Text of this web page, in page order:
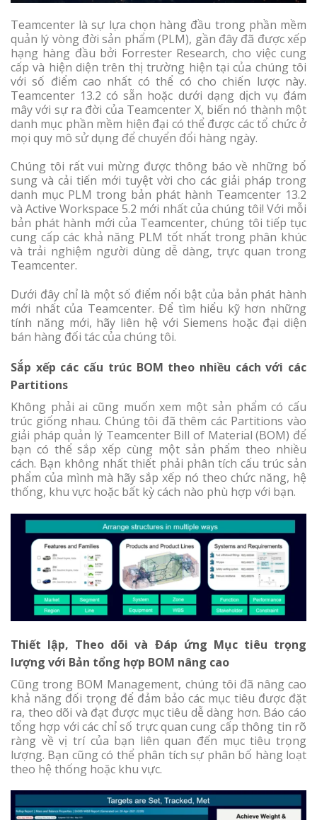
Teamcenter là sự lựa chọn hàng đầu trong phần mềm
quản lý vòng đời sản phẩm (PLM), gần đây đã được xếp
hạng hàng đầu bởi Forrester Research, cho việc cung
cấp và hiện diện trên thị trường hiện tại của chúng tôi
với số điểm cao nhất có thể có cho chiến lược này.
Teamcenter 13.2 có sẵn hoặc dưới dạng dịch vụ đám
mây với sự ra đời của Teamcenter X, biến nó thành một
danh mục phần mềm hiện đại có thể được các tổ chức ở
mọi quy mô sử dụng để chuyển đổi hàng ngày.
Chúng tôi rất vui mừng được thông báo về những bổ
sung và cải tiến mới tuyệt vời cho các giải pháp trong
danh mục PLM trong bản phát hành Teamcenter 13.2
và Active Workspace 5.2 mới nhất của chúng tôi! Với mỗi
bản phát hành mới của Teamcenter, chúng tôi tiếp tục
cung cấp các khả năng PLM tốt nhất trong phân khúc
và trải nghiệm người dùng dễ dàng, trực quan trong
Teamcenter.
Dưới đây chỉ là một số điểm nổi bật của bản phát hành
mới nhất của Teamcenter. Để tìm hiểu kỹ hơn những
tính năng mới, hãy liên hệ với Siemens hoặc đại diện
bán hàng đối tác của chúng tôi.
Sắp xếp các cấu trúc BOM theo nhiều cách với các
Partitions
Không phải ai cũng muốn xem một sản phẩm có cấu
trúc giống nhau. Chúng tôi đã thêm các Partitions vào
giải pháp quản lý Teamcenter Bill of Material (BOM) để
bạn có thể sắp xếp cùng một sản phẩm theo nhiều
cách. Bạn không nhất thiết phải phân tích cấu trúc sản
phẩm của mình mà hãy sắp xếp nó theo chức năng, hệ
thống, khu vực hoặc bất kỳ cách nào phù hợp với bạn.
Thiết lập, Theo dõi và Đáp ứng Mục tiêu trọng
lượng với Bản tổng hợp BOM nâng cao
Cũng trong BOM Management, chúng tôi đã nâng cao
khả năng đối trọng để đảm bảo các mục tiêu được đặt
ra, theo dõi và đạt được mục tiêu dễ dàng hơn. Báo cáo
tổng hợp với các chỉ số trực quan cung cấp thông tin rõ
ràng về vị trí của bạn liên quan đến mục tiêu trọng
lượng. Bạn cũng có thể phân tích sự phân bố hàng loạt
theo hệ thống hoặc khu vực.